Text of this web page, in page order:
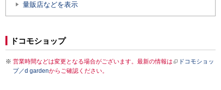
量販店などを表示
ドコモショップ
営業時間などは変更となる場合がございます。最新の情報は
ドコモショッ
プ／d gardenからご確認ください。